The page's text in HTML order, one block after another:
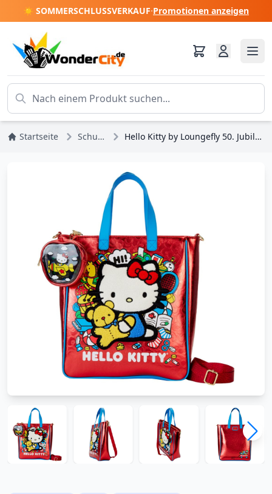
☀️ SOMMERSCHLUSSVERKAUF·Promotionen anzeigen
Startseite Schultertaschen Hello Kitty by Loungefly 50. Jubiläum Einkaufstasche und Geldbörse